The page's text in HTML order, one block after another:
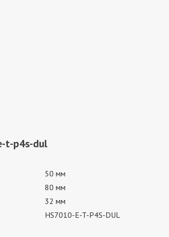
t-p4s-dul
50 мм
80 мм
32 мм
HS7010-E-T-P4S-DUL